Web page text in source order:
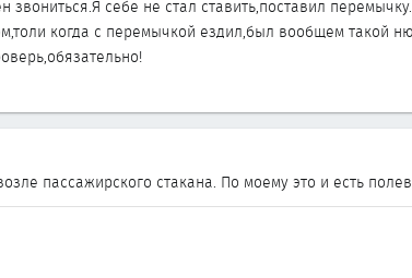
звониться.Я себе не стал ставить,поставил
когда с перемычкой ездил,был вообщем такой
пассажирского стакана. По моему это и есть